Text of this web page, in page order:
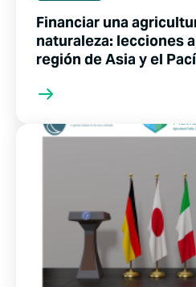
Financiar una
naturaleza: lecciones
región de Asia y el